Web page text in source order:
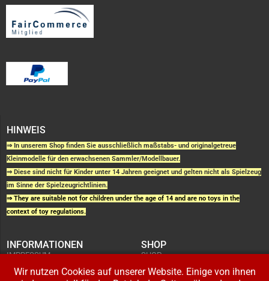
HINWEIS
⇒ In unserem Shop finden Sie ausschließlich maßstabs- und originalgetreue
Kleinmodelle für den erwachsenen Sammler/Modellbauer.
⇒ Diese sind nicht für Kinder unter 14 Jahren geeignet und gelten nicht als Spielzeug
im Sinne der Spielzeugrichtlinien.
⇒ They are suitable not for children under the age of 14 and are no toys in the
context of toy regulations.
INFORMATIONEN
IMPRESSUM
KUNDENINFORMATIONEN
WIDERRUFSRECHT
SHOP
SHOP
BESTELLUNGEN
Wir nutzen Cookies auf unserer Website. Einige von ihnen